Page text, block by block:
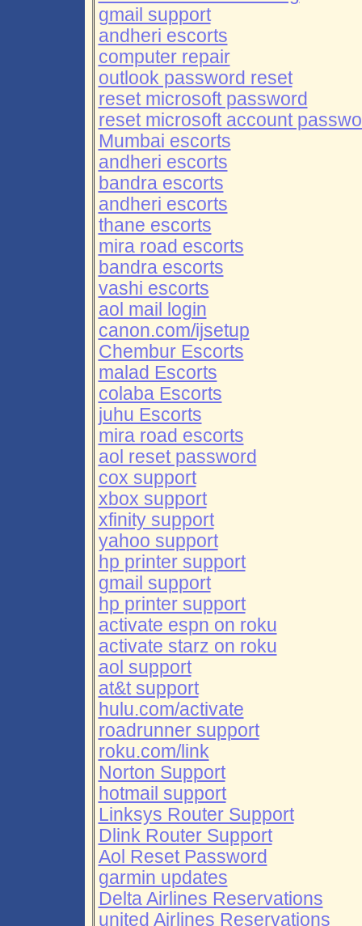
gmail support
andheri escorts
computer repair
outlook password reset
reset microsoft password
reset microsoft account
Mumbai escorts
andheri escorts
bandra escorts
andheri escorts
thane escorts
mira road escorts
bandra escorts
vashi escorts
aol mail login
canon.com/ijsetup
Chembur Escorts
malad Escorts
colaba Escorts
juhu Escorts
mira road escorts
aol reset password
cox support
xbox support
xfinity support
yahoo support
hp printer support
gmail support
hp printer support
activate espn on roku
activate starz on roku
aol support
at&t support
hulu.com/activate
roadrunner support
roku.com/link
Norton Support
hotmail support
Linksys Router Support
Dlink Router Support
Aol Reset Password
garmin updates
Delta Airlines Reservations
united Airlines Reservations